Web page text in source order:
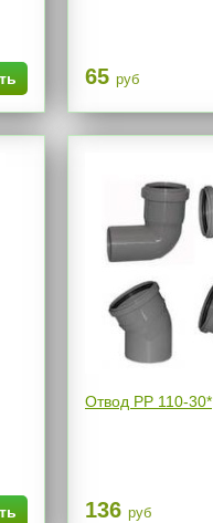
65 руб
Отвод РР 110-30*
136 руб